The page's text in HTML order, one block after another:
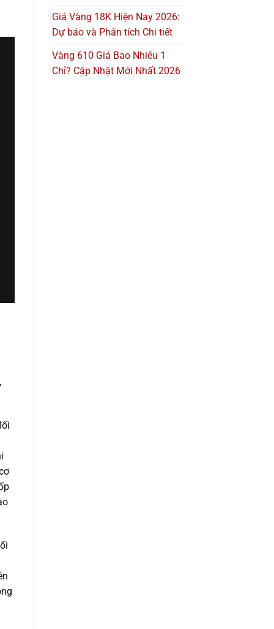
Giá Vàng 18K Hiện Nay 2026:
Dự báo và Phân tích Chi tiết
Vàng 610 Giá Bao Nhiêu 1
Chỉ? Cập Nhật Mới Nhất 2026